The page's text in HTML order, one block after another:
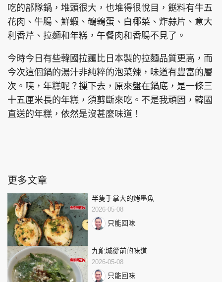
吃的部隊鍋，堆頭很大，也堆得很悅目，餸料有牛五
花肉、牛腸、鮮蝦、鵪鶉蛋、白椰菜、炸蒜片、意大
利香芹、拉麵和年糕，午餐肉和香腸不見了。
今時今日有些韓國拉麵比日本製的拉麵品質更高，而
今次這個鍋的湯汁非純粹的泡菜辣，味道有豐富的層
次。咦，年糕呢？摷下去，原來盤在鍋底，是一條三
十五厘米長的年糕，須剪斷來吃。不是我頑固，韓國
直送的年糕，依然是沒甚麼味道！
更多文章
半隻手掌大的烤墨魚
2026-05-08
只能回味
九龍城從前的味道
2026-05-08
只能回味